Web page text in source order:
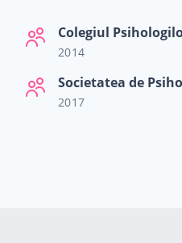
Colegiul
2014
2017